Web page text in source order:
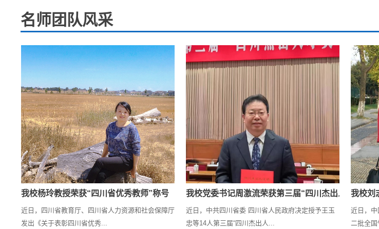
名师团队风采
我校杨玲教授荣获“四川省优秀教师”称号
近日，四川省教育厅、四川省人力资源和社会保障厅
发出《关于表彰四川省优秀...
我校党委书记周激流荣获第三届“四川杰出人才奖”
近日，中共四川省委 四川省人民政府决定授予王玉
忠等14人第三届“四川杰出人...
我校刘
近日，
二批全